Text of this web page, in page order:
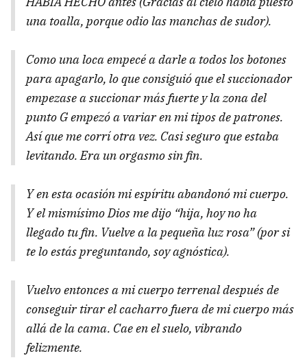
una toalla, porque odio las manchas de sudor).
Como una loca empecé a darle a todos los botones
para apagarlo, lo que consiguió que el succionador
empezase a succionar más fuerte y la zona del
punto G empezó a variar en mi tipos de patrones.
Así que me corrí otra vez. Casi seguro que estaba
levitando. Era un orgasmo sin fin.
Y en esta ocasión mi espíritu abandonó mi cuerpo.
Y el mismísimo Dios me dijo “hija, hoy no ha
llegado tu fin. Vuelve a la pequeña luz rosa” (por si
te lo estás preguntando, soy agnóstica).
Vuelvo entonces a mi cuerpo terrenal después de
conseguir tirar el cacharro fuera de mi cuerpo más
allá de la cama. Cae en el suelo, vibrando
felizmente.